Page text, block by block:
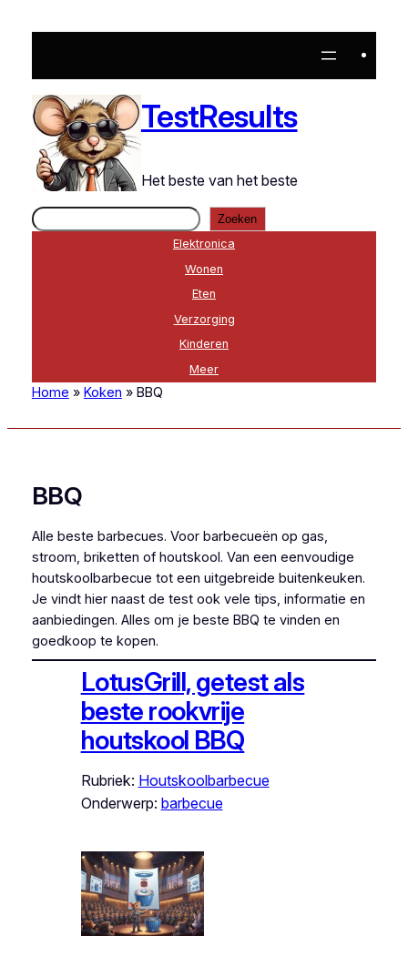
TestResults
Het beste van het beste
Zoeken
Zoeken
Elektronica
Wonen
Eten
Verzorging
Kinderen
Meer
Home » Koken »BBQ
BBQ
Alle beste barbecues. Voor barbecueën op gas,
stroom, briketten of houtskool. Van een eenvoudige
houtskoolbarbecue tot een uitgebreide buitenkeuken.
Je vindt hier naast de test ook vele tips, informatie en
aanbiedingen. Alles om je beste BBQ te vinden en
goedkoop te kopen.
LotusGrill, getest als
beste rookvrije
houtskool BBQ
Rubriek: Houtskoolbarbecue
Onderwerp: barbecue